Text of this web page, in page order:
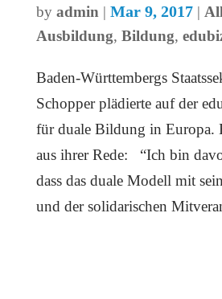
by admin | Mar 9, 2017|
Ausbildung, Bildung,
Baden-Württembergs
Schopper plädierte auf der
für duale Bildung in Europa.
aus ihrer Rede: “Ich bin
dass das duale Modell mit
und der solidarischen